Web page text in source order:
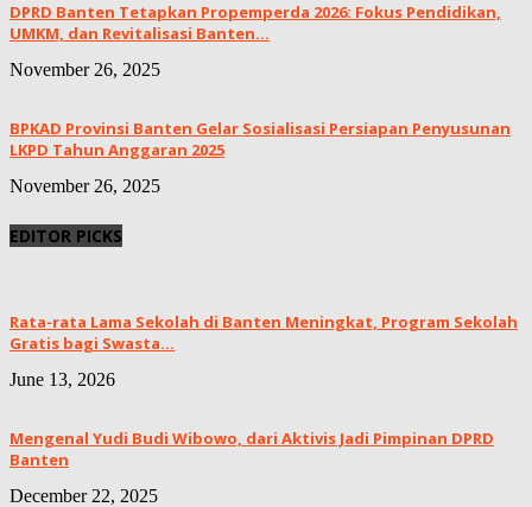
DPRD Banten Tetapkan Propemperda 2026: Fokus Pendidikan,
UMKM, dan Revitalisasi Banten...
November 26, 2025
BPKAD Provinsi Banten Gelar Sosialisasi Persiapan Penyusunan
LKPD Tahun Anggaran 2025
November 26, 2025
EDITOR PICKS
Rata-rata Lama Sekolah di Banten Meningkat, ‎Program Sekolah
Gratis bagi Swasta...
June 13, 2026
Mengenal Yudi Budi Wibowo, dari Aktivis Jadi Pimpinan DPRD
Banten
December 22, 2025